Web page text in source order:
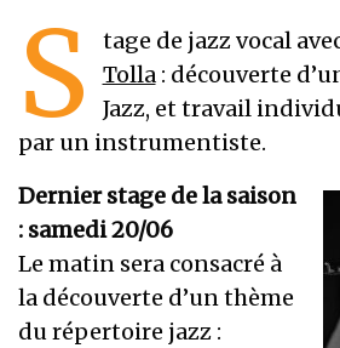
S tage de jazz vocal
Tolla: découverte
Jazz, et travail
par un instrumentiste.
Dernier stage de la saison
: samedi 20/06
Le matin sera consacré à
la découverte d’un thème
du répertoire jazz :